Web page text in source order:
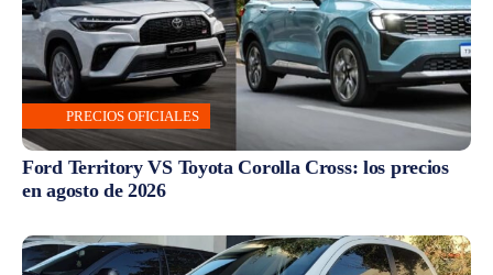
PRECIOS OFICIALES
Ford Territory VS Toyota Corolla Cross: los precios
en agosto de 2026